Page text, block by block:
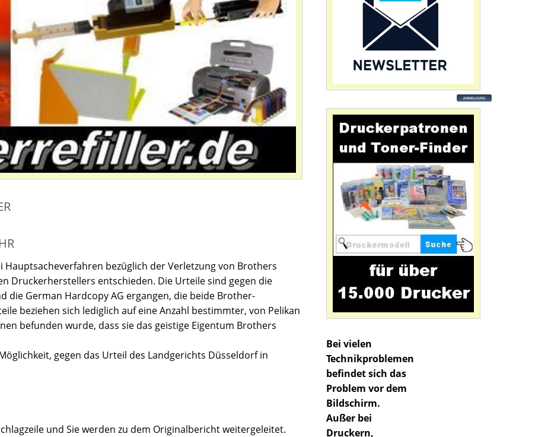
bezüglich der Verletzung von Brothers
Druckerherstellers entschieden. Die Urteile sind gegen die
die German Hardcopy AG ergangen, die beide Brother-
beziehen sich lediglich auf eine Anzahl bestimmter, von Pelikan
befunden wurde, dass sie das geistige Eigentum Brothers
gegen das Urteil des Landgerichts Düsseldorf in
und Sie werden zu dem Originalbericht weitergeleitet.
Bei vielen
Technikproblemen
befindet sich das
Problem vor dem
Bildschirm.
Außer bei
Druckern,